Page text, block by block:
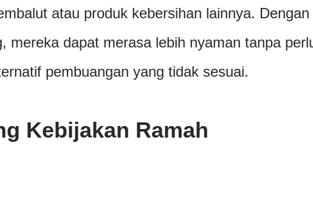
atau produk kebersihan lainnya. Dengan
mereka dapat merasa lebih nyaman tanpa
pembuangan yang tidak sesuai.
Kebijakan Ramah